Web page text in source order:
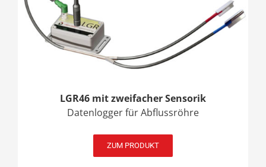
LGR46 mit zweifacher Sensorik
Datenlogger für Abflussröhre
ZUM PRODUKT